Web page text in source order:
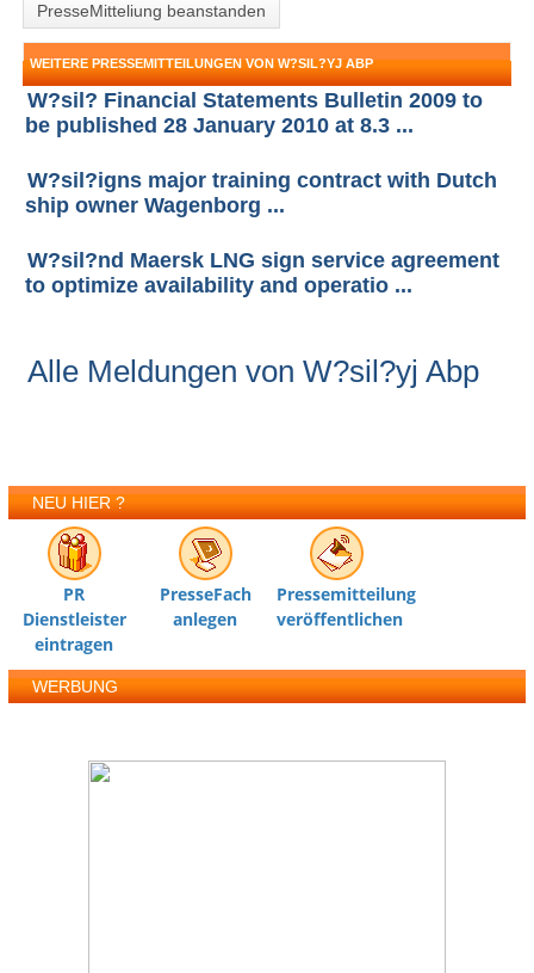
PresseMitteliung beanstanden
WEITERE PRESSEMITTEILUNGEN VON W?SIL?YJ ABP
W?sil? Financial Statements Bulletin 2009 to
be published 28 January 2010 at 8.3 ...
W?sil?igns major training contract with Dutch
ship owner Wagenborg ...
W?sil?nd Maersk LNG sign service agreement
to optimize availability and operatio ...
Alle Meldungen von W?sil?yj Abp
NEU HIER ?
PR
Dienstleister
eintragen
PresseFach
anlegen
Pressemitteilung
veröffentlichen
WERBUNG